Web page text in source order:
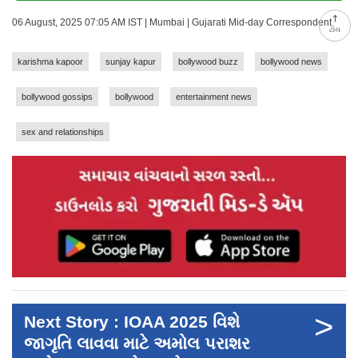
ટોચ
06 August, 2025 07:05 AM IST | Mumbai | Gujarati Mid-day Correspondent
karishma kapoor sunjay kapur bollywood buzz bollywood news
bollywood gossips bollywood entertainment news
sex and relationships
Next Story : IOAA 2025 વિશે
જાગૃતિ લાવવા માટે અમોલ પરાશર
>